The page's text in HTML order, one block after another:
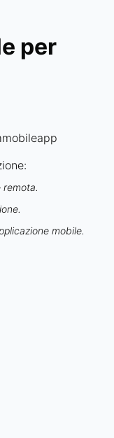
per
remota.
mobile.